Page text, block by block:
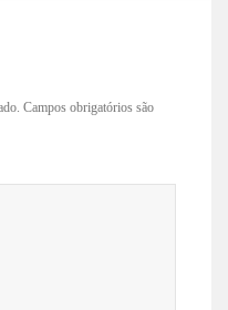
Campos obrigatórios são